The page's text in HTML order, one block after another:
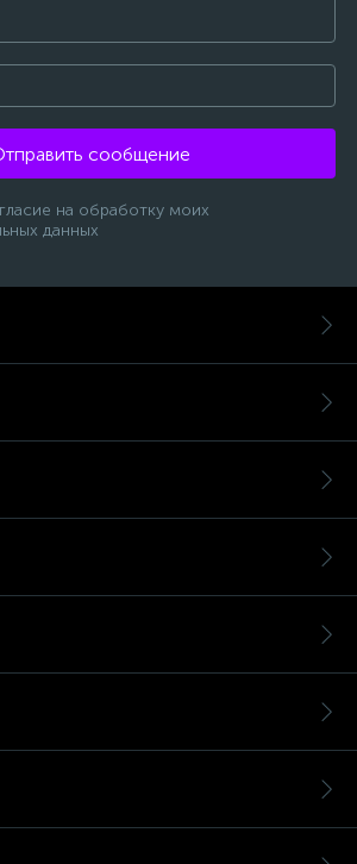
сообщение
на обработку моих
данных